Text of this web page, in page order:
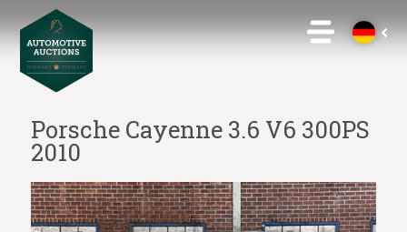
Porsche Cayenne 3.6 V6 300PS
2010